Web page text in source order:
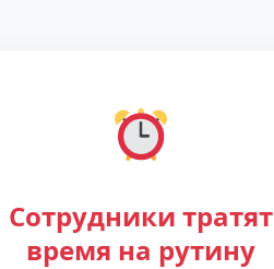
Сотрудники тратят
время на рутину